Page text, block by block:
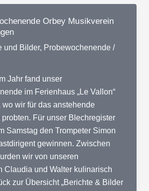
Orbey Musikverein
und Bilder, Probewochenende/
Jahr fand unser
im Ferienhaus „Le Vallon“
wo wir für das anstehende
probten. Für unser Blechregister
Samstag den Trompeter Simon
gewinnen. Zwischen
wir von unseren
Claudia und Walter kulinarisch
zur Übersicht „Berichte & Bilder